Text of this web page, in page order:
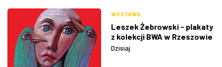
WYSTAWA
Leszek Żebrowski - plakaty
z kolekcji BWA w Rzeszowie
Dzisiaj